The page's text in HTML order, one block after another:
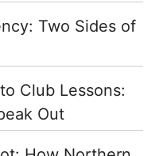
Two Sides of
Club Lessons:
Out